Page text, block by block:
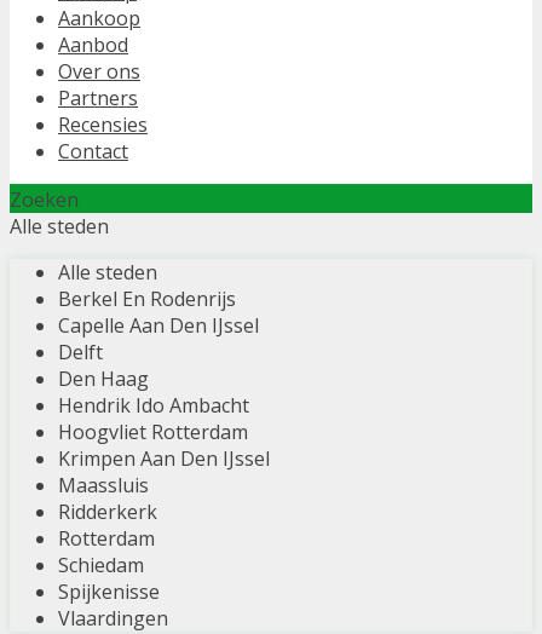
Aankoop
Aanbod
Over ons
Partners
Recensies
Contact
Zoeken
Alle steden
Alle steden
Berkel En Rodenrijs
Capelle Aan Den IJssel
Delft
Den Haag
Hendrik Ido Ambacht
Hoogvliet Rotterdam
Krimpen Aan Den IJssel
Maassluis
Ridderkerk
Rotterdam
Schiedam
Spijkenisse
Vlaardingen